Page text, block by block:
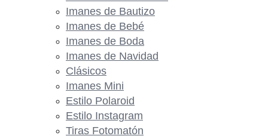
Imanes de Bautizo
Imanes de Bebé
Imanes de Boda
Imanes de Navidad
Clásicos
Imanes Mini
Estilo Polaroid
Estilo Instagram
Tiras Fotomatón